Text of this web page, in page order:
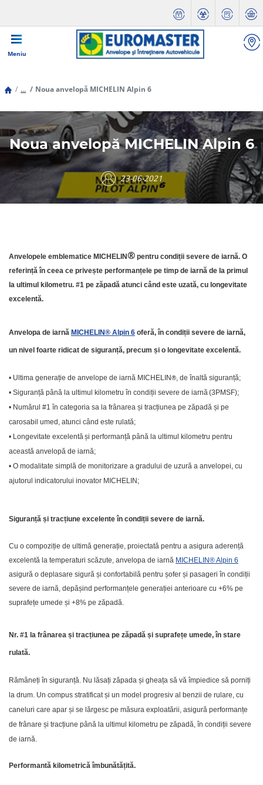
Meniu
... Noua anvelopă MICHELIN Alpin 6
Noua anvelopă MICHELIN Alpin 6
23-06-2021
Anvelopele emblematice MICHELIN® pentru condiții severe de iarnă. O
referință în ceea ce privește performanțele pe timp de iarnă de la primul
la ultimul kilometru. #1 pe zăpadă atunci când este uzată, cu longevitate
excelentă.
Anvelopa de iarnă MICHELIN® Alpin 6 oferă, în condiții severe de iarnă,
un nivel foarte ridicat de siguranță, precum și o longevitate excelentă.
• Ultima generație de anvelope de iarnă MICHELIN® , de înaltă siguranță;
• Siguranță până la ultimul kilometru în condiții severe de iarnă (3PMSF);
• Numărul #1 în categoria sa la frânarea și tracțiunea pe zăpadă și pe
carosabil umed, atunci când este rulată;
• Longevitate excelentă și performanță până la ultimul kilometru pentru
această anvelopă de iarnă;
• O modalitate simplă de monitorizare a gradului de uzură a anvelopei, cu
ajutorul indicatorului inovator MICHELIN;
Siguranță și tracțiune excelente în condiții severe de iarnă.
Cu o compoziție de ultimă generație, proiectată pentru a asigura aderență
excelentă la temperaturi scăzute, anvelopa de iarnă MICHELIN® Alpin 6
asigură o deplasare sigură și confortabilă pentru șofer și pasageri în condiții
severe de iarnă, depășind performanțele generației anterioare cu +6% pe
suprafețe umede și +8% pe zăpadă.
Nr. #1 la frânarea și tracțiunea pe zăpadă și suprafețe umede, în stare
rulată.
Rămâneți în siguranță. Nu lăsați zăpada și gheața să vă împiedice să porniți
la drum. Un compus stratificat și un model progresiv al benzii de rulare, cu
caneluri care apar și se lărgesc pe măsura exploatării, asigură performanțe
de frânare și tracțiune până la ultimul kilometru pe zăpadă, în condiții severe
de iarnă.
Performantă kilometrică îmbunătățită.